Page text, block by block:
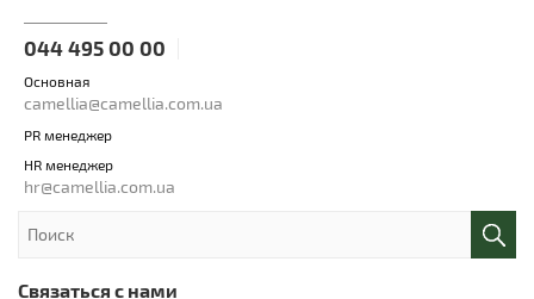
044 495 00 00
Основная
camellia@camellia.com.ua
PR менеджер
HR менеджер
hr@camellia.com.ua
Связаться с нами